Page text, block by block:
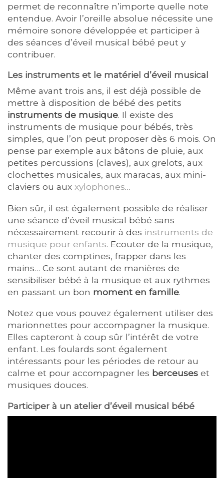
permet de reconnaître n’importe quelle note
entendue. Avoir l’oreille absolue nécessite une
mémoire sonore développée et participer à
des séances d’éveil musical bébé peut y
contribuer.
Les instruments et le matériel d’éveil musical
Même avant trois ans, il est déjà possible de
mettre à disposition de bébé des petits
instruments de musique. Il existe des
instruments de musique pour bébés, très
simples, que l’on peut proposer dès 6 mois. On
pense par exemple aux bâtons de pluie, aux
petites percussions (claves), aux grelots, aux
clochettes musicales, aux maracas, aux mini-
claviers ou aux xylophones…
Bien sûr, il est également possible de réaliser
une séance d’éveil musical bébé sans
nécessairement recourir à des instruments de
musique pour enfants. Ecouter de la musique,
chanter des comptines, frapper dans les
mains… Ce sont autant de manières de
sensibiliser bébé à la musique et aux rythmes
en passant un bon moment en famille.
Notez que vous pouvez également utiliser des
marionnettes pour accompagner la musique.
Elles capteront à coup sûr l’intérêt de votre
enfant. Les foulards sont également
intéressants pour les périodes de retour au
calme et pour accompagner les berceuses et
musiques douces.
Participer à un atelier d’éveil musical bébé